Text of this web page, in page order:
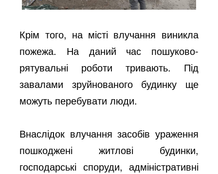
Крім того, на місті влучання виникла
пожежа. На даний час пошуково-
рятувальні роботи тривають. Під
завалами зруйнованого будинку ще
можуть перебувати люди.
Внаслідок влучання засобів ураження
пошкоджені житлові будинки,
господарські споруди, адміністративні